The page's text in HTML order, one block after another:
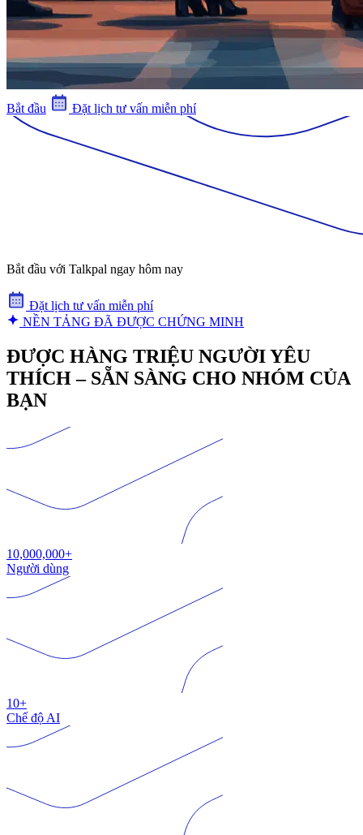
Bắt đầu Đặt lịch tư vấn miễn phí
Bắt đầu với Talkpal ngay hôm nay
Đặt lịch tư vấn miễn phí
NỀN TẢNG ĐÃ ĐƯỢC CHỨNG MINH
ĐƯỢC HÀNG TRIỆU NGƯỜI YÊU
THÍCH – SẴN SÀNG CHO NHÓM CỦA
BẠN
10,000,000+
Người dùng
10+
Chế độ AI